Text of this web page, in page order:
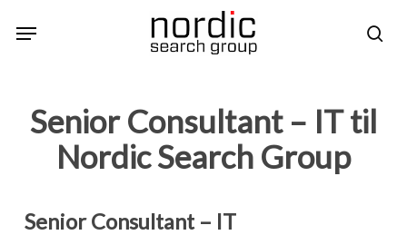
Menu
Senior Consultant – IT til
Nordic Search Group
Senior Consultant – IT